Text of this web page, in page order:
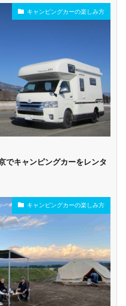
年末年始営業
りあ
カード支払い可
き ファミリー向き
り
開催
長期割引
キャンピングカーの楽しみ方
でキャンピングカーをレンタ
キャンピングカーの楽しみ方